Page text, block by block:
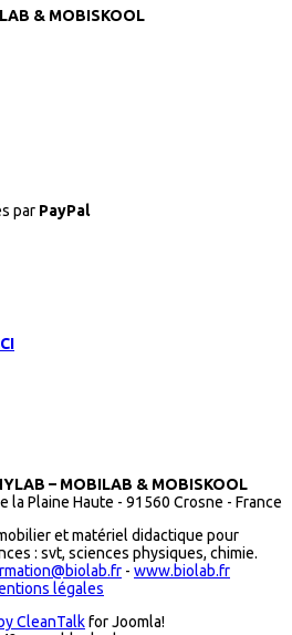
& MOBISKOOL
par PayPal
– MOBILAB & MOBISKOOL
la Plaine Haute - 91560 Crosne - France
et matériel didactique pour
: svt, sciences physiques, chimie.
- www.biolab.fr
légales
CleanTalkfor Joomla!